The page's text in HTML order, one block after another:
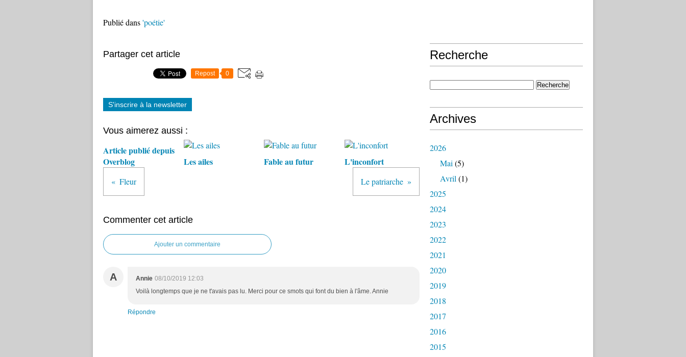
Publié dans'poétie'
Partager cet article
Repost 0
S'inscrire à la newsletter
Vous aimerez aussi :
Article publié depuis
Overblog
Les ailes Fable au futur L'inconfort
Fleur Le patriarche
Commenter cet article
Ajouter un commentaire
A Annie 08/10/2019 12:03
Voilà longtemps que je ne t'avais pas lu. Merci pour ce smots qui font du bien à l'âme. Annie
Répondre
Recherche
Archives
2026
Mai (5)
Avril (1)
2025
2024
2023
2022
2021
2020
2019
2018
2017
2016
2015